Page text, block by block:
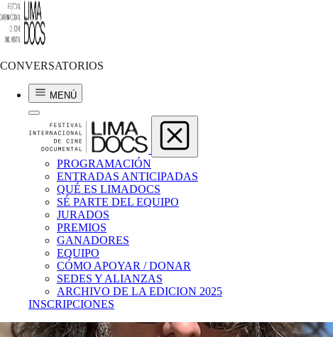
CONVERSATORIOS
MENÚ
PROGRAMACIÓN
ENTRADAS ANTICIPADAS
QUÉ ES LIMADOCS
SÉ PARTE DEL EQUIPO
JURADOS
PREMIOS
GANADORES
EQUIPO
CÓMO APOYAR / DONAR
SEDES Y ALIANZAS
ARCHIVO DE LA EDICION 2025
INSCRIPCIONES
Apreciación de Cine: encuentro con el voto del público
determina nuestra experiencia como espectadores, y cómo
José Luis García
Uno de los documentalistas más reconocidos de Argentina, discípulo
película Fuck You! El último show retrata el backstage y el histórico
su clausura.